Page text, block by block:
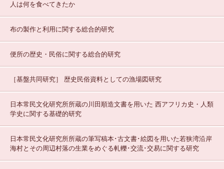
人は何を食べてきたか
布の製作と利用に関する総合的研究
便所の歴史・民俗に関する総合的研究
［基盤共同研究］ 歴史民俗資料としての漁場図研究
日本常民文化研究所所蔵の川田順造文書を用いた 西アフリカ史・人類
学史に関する基礎的研究
日本常民文化研究所所蔵の筆写稿本･古文書･絵図を用いた若狭湾沿岸
海村とその周辺村落の生業をめぐる軋轢･交流･交易に関する研究